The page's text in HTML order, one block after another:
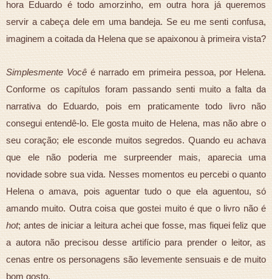
hora Eduardo é todo amorzinho, em outra hora já queremos
servir a cabeça dele em uma bandeja. Se eu me senti confusa,
imaginem a coitada da Helena que se apaixonou à primeira vista?
Simplesmente Vocêé narrado em primeira pessoa, por Helena.
Conforme os capítulos foram passando senti muito a falta da
narrativa do Eduardo, pois em praticamente todo livro não
consegui entendê-lo. Ele gosta muito de Helena, mas não abre o
seu coração; ele esconde muitos segredos. Quando eu achava
que ele não poderia me surpreender mais, aparecia uma
novidade sobre sua vida. Nesses momentos eu percebi o quanto
Helena o amava, pois aguentar tudo o que ela aguentou, só
amando muito. Outra coisa que gostei muito é que o livro não é
hot; antes de iniciar a leitura achei que fosse, mas fiquei feliz que
a autora não precisou desse artifício para prender o leitor, as
cenas entre os personagens são levemente sensuais e de muito
bom gosto.